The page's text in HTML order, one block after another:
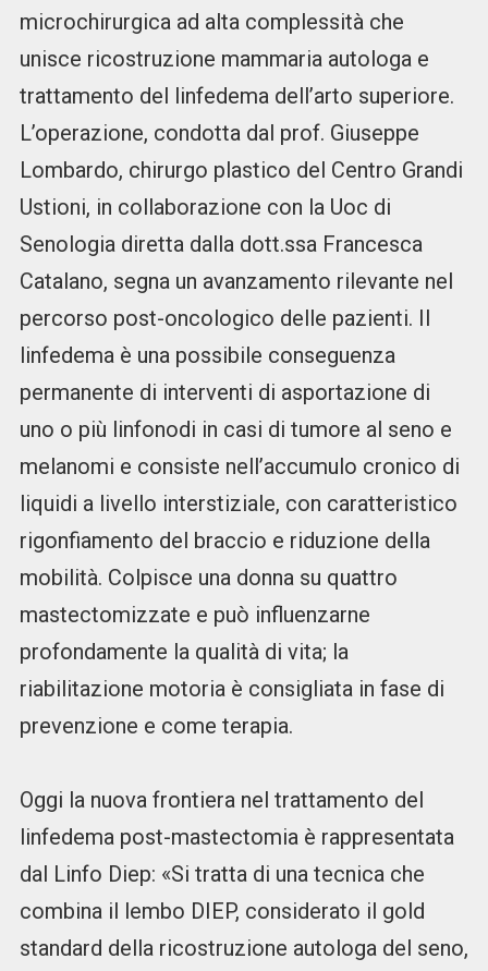
microchirurgica ad alta complessità che
unisce ricostruzione mammaria autologa e
trattamento del linfedema dell’arto superiore.
L’operazione, condotta dal prof. Giuseppe
Lombardo, chirurgo plastico del Centro Grandi
Ustioni, in collaborazione con la Uoc di
Senologia diretta dalla dott.ssa Francesca
Catalano, segna un avanzamento rilevante nel
percorso post-oncologico delle pazienti. Il
linfedema è una possibile conseguenza
permanente di interventi di asportazione di
uno o più linfonodi in casi di tumore al seno e
melanomi e consiste nell’accumulo cronico di
liquidi a livello interstiziale, con caratteristico
rigonfiamento del braccio e riduzione della
mobilità. Colpisce una donna su quattro
mastectomizzate e può influenzarne
profondamente la qualità di vita; la
riabilitazione motoria è consigliata in fase di
prevenzione e come terapia.
Oggi la nuova frontiera nel trattamento del
linfedema post-mastectomia è rappresentata
dal Linfo Diep: «Si tratta di una tecnica che
combina il lembo DIEP, considerato il gold
standard della ricostruzione autologa del seno,